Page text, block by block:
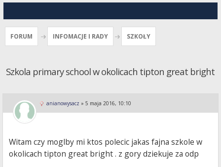
FORUM INFOMACJE I RADY SZKOŁY
Szkola primary school w okolicach tipton great bright
anianowysacz » 5 maja 2016, 10:10
Witam czy moglby mi ktos polecic jakas fajna szkole w
okolicach tipton great bright . z gory dziekuje za odp